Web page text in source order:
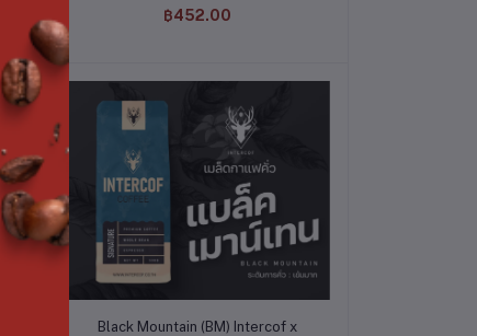
฿452.00
หยิบใส่ตะกร้า
Black Mountain (BM) Intercof x